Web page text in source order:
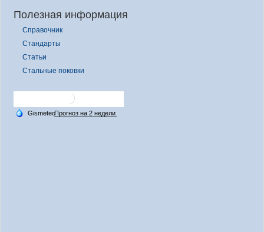
Полезная информация
Справочник
Стандарты
Статьи
Стальные поковки